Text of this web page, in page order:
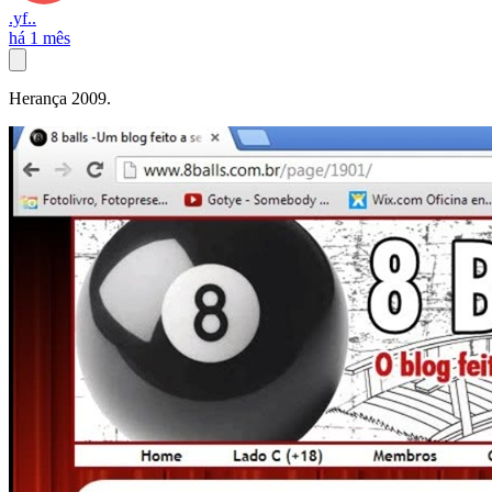
.yf..
há 1 mês
Herança 2009.